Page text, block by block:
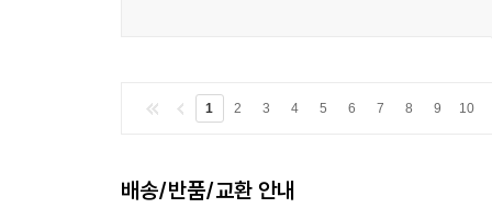
1 2 3 4 5 6 7 8 9 10
배송/반품/교환 안내